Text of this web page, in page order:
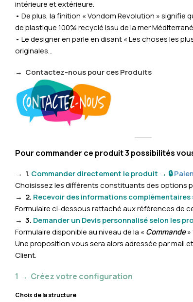
intérieure et extérieure.
• De plus, la finition « Vondom Revolution » signifie
de plastique 100% recyclé issu de la mer
• Le designer en parle en disant « Les choses les
originales…
→ Contactez-nous pour ces Produits
Pour commander ce produit 3 possibilités
→ 1. Commander directement le produit → 🔒
Choisissez les différents constituants desoptions
→ 2. Recevoir des informations
Formulaireci-dessous rattaché aux références de
→ 3. Demander un Devis personnalisé selon les
Formulaire disponible au niveau de la « Commande»
Une proposition vous sera alors adressée par mail
Client.
1 → Créez votre configuration
Choix de la structure